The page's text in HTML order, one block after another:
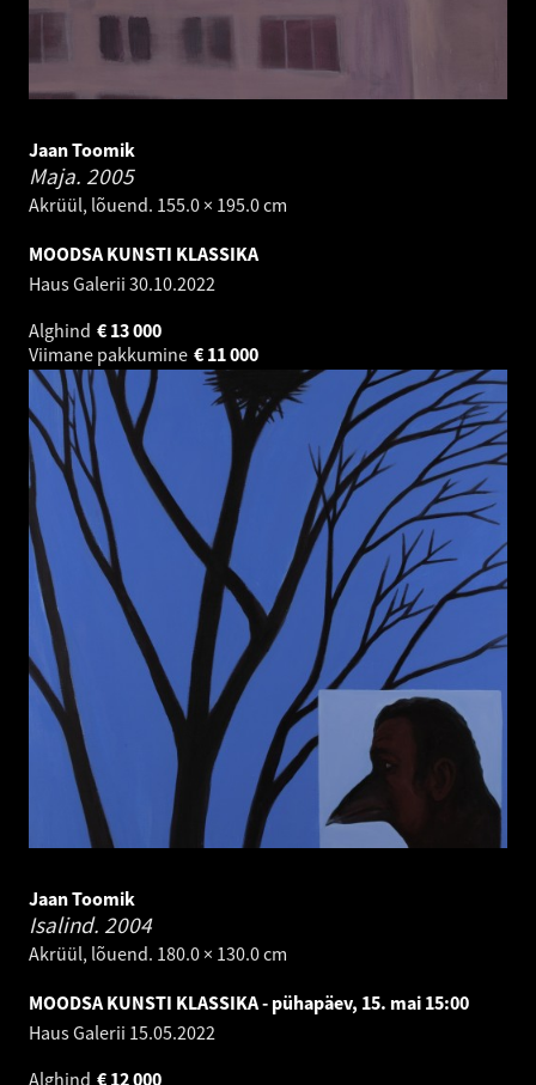
Jaan Toomik
Maja. 2005
Akrüül, lõuend. 155.0 × 195.0 cm
MOODSA KUNSTI KLASSIKA
Haus Galerii 30.10.2022
Alghind
13 000
€
Viimane pakkumine
11 000
€
Jaan Toomik
Isalind. 2004
Akrüül, lõuend. 180.0 × 130.0 cm
MOODSA KUNSTI KLASSIKA - pühapäev, 15. mai 15:00
Haus Galerii 15.05.2022
Alghind
12 000
€